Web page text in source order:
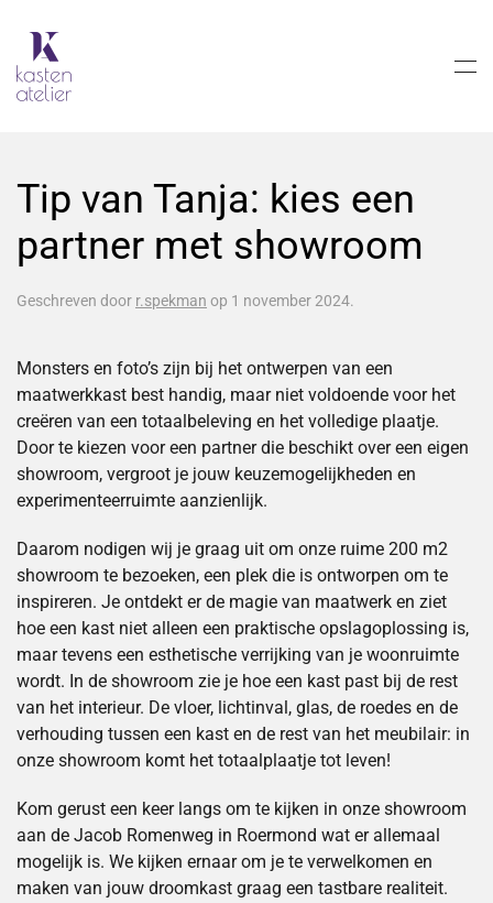
Skip to main content
Tip van Tanja: kies een
partner met showroom
Geschreven door r.spekman op 1 november 2024.
Monsters en foto’s zijn bij het ontwerpen van een
maatwerkkast best handig, maar niet voldoende voor het
creëren van een totaalbeleving en het volledige plaatje.
Door te kiezen voor een partner die beschikt over een eigen
showroom, vergroot je jouw keuzemogelijkheden en
experimenteerruimte aanzienlijk.
Daarom nodigen wij je graag uit om onze ruime 200 m2
showroom te bezoeken, een plek die is ontworpen om te
inspireren. Je ontdekt er de magie van maatwerk en ziet
hoe een kast niet alleen een praktische opslagoplossing is,
maar tevens een esthetische verrijking van je woonruimte
wordt. In de showroom zie je hoe een kast past bij de rest
van het interieur. De vloer, lichtinval, glas, de roedes en de
verhouding tussen een kast en de rest van het meubilair: in
onze showroom komt het totaalplaatje tot leven!
Kom gerust een keer langs om te kijken in onze showroom
aan de Jacob Romenweg in Roermond wat er allemaal
mogelijk is. We kijken ernaar om je te verwelkomen en
maken van jouw droomkast graag een tastbare realiteit.